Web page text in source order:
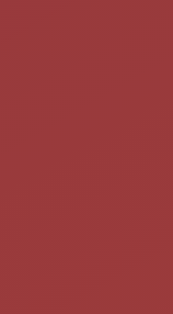
d'utiliser
à partir de
peuvent être
les applications
chaque
des utilisateurs
:
;